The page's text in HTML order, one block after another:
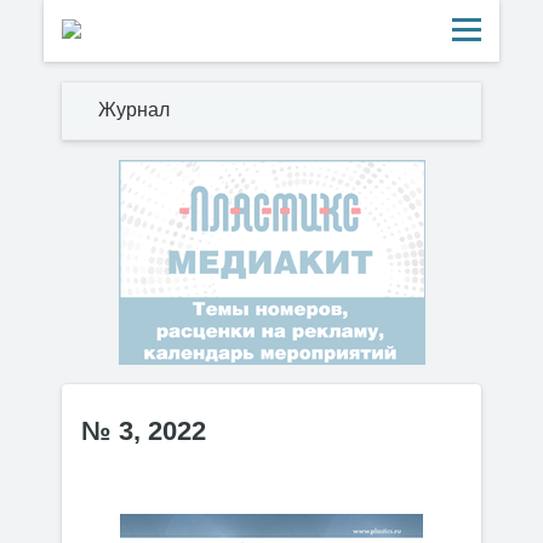
Журнал
№ 3, 2022